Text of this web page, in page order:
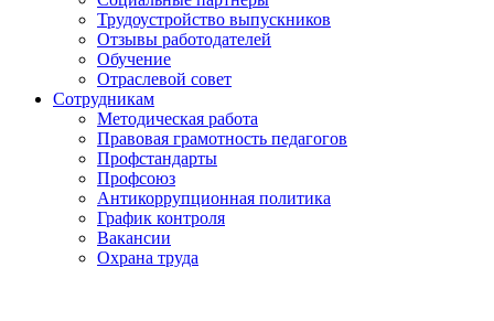
Трудоустройство выпускников
Отзывы работодателей
Обучение
Отраслевой совет
Сотрудникам
Методическая работа
Правовая грамотность педагогов
Профстандарты
Профсоюз
Антикоррупционная политика
График контроля
Вакансии
Охрана труда